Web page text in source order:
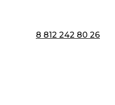
8 812 242 80 26